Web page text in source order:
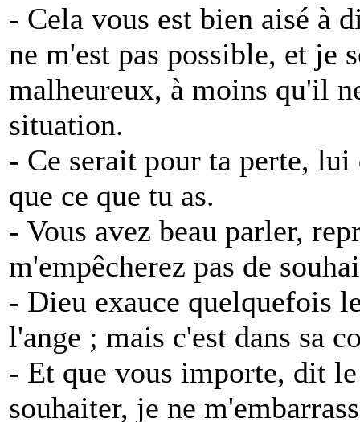
- Cela vous est bien aisé à
ne m'est pas possible, et je
malheureux, à moins qu'il
situation.
- Ce serait pour ta perte,
que ce que tu as.
- Vous avez beau parler,
m'empêcherez pas de
- Dieu exauce quelquefois
l'ange ; mais c'est dans sa
- Et que vous importe, dit
souhaiter, je ne